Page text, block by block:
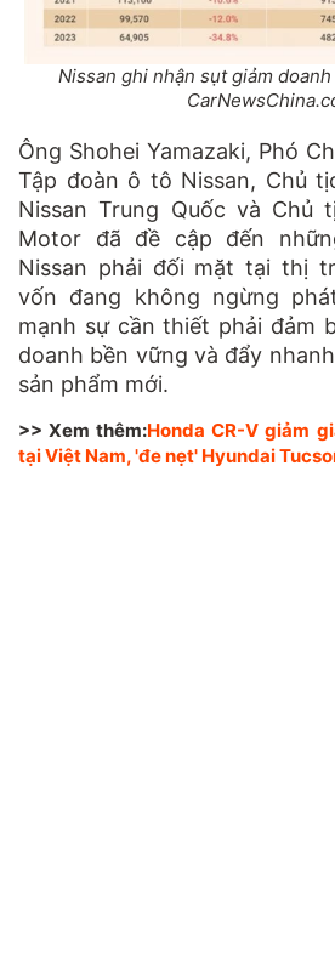
Nissan ghi nhận sụt giảm
Ông Shohei Yamazaki, Phó
Tập đoàn ô tô Nissan, Chủ
Nissan Trung Quốc và Chủ
Motor đã đề cập đến
Nissan phải đối mặt tại thị
vốn đang không ngừng
mạnh sự cần thiết phải đảm
doanh bền vững và đẩy
sản phẩm mới.
>> Xem thêm:Honda CR-V giảm
tại Việt Nam, 'đe nẹt' Hyundai